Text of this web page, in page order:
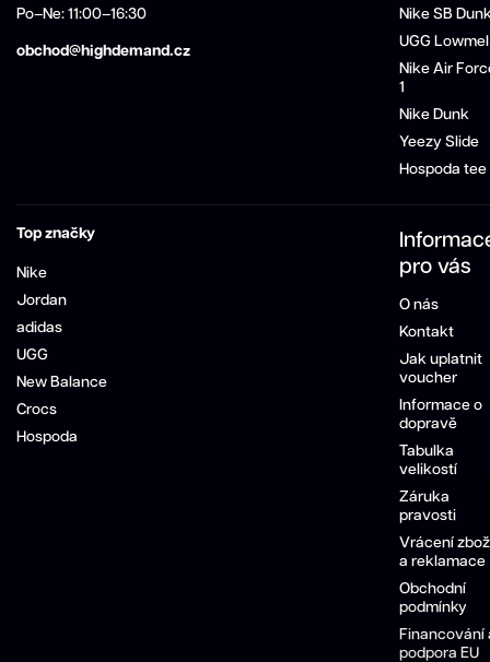
Po–Ne: 11:00–16:30
obchod@highdemand.cz
Nike SB
UGG Lowmel
Nike Air
1
Nike Dunk
Yeezy Slide
Hospoda tee
Top značky
Nike
Jordan
adidas
UGG
New Balance
Crocs
Hospoda
pro vás
O nás
Kontakt
Jak uplatnit
voucher
Informace o
dopravě
Tabulka
velikostí
Záruka
pravosti
Vrácení
a reklamace
Obchodní
podmínky
Financování
podpora EU